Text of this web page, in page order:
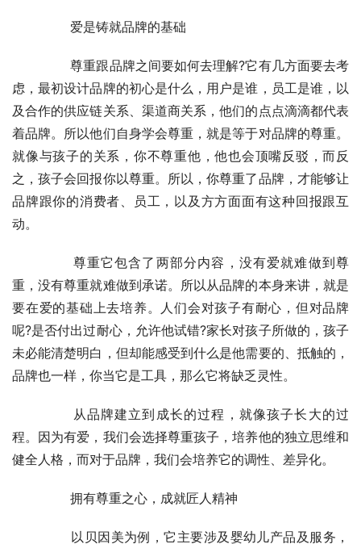
	　　爱是铸就品牌的基础
虑，最初设计品牌的初心是什么，用户是谁，员工是谁，以
及合作的供应链关系、渠道商关系，他们的点点滴滴都代表
着品牌。所以他们自身学会尊重，就是等于对品牌的尊重。
就像与孩子的关系，你不尊重他，他也会顶嘴反驳，而反
之，孩子会回报你以尊重。所以，你尊重了品牌，才能够让
品牌跟你的消费者、员工，以及方方面面有这种回报跟互
动。
重，没有尊重就难做到承诺。所以从品牌的本身来讲，就是
要在爱的基础上去培养。人们会对孩子有耐心，但对品牌
呢?是否付出过耐心，允许他试错?家长对孩子所做的，孩子
未必能清楚明白，但却能感受到什么是他需要的、抵触的，
品牌也一样，你当它是工具，那么它将缺乏灵性。
程。因为有爱，我们会选择尊重孩子，培养他的独立思维和
健全人格，而对于品牌，我们会培养它的调性、差异化。
	　　拥有尊重之心，成就匠人精神